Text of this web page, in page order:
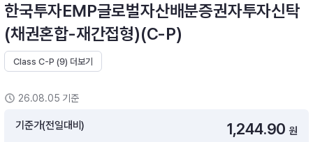
한국투자EMP글로벌자산배분증권자투자신탁
(채권혼합-재간접형)(C-P)
Class C-P (9) 더보기
26.08.05 기준
기준가(전일대비) 1,244.90 원
추천 메뉴
ETF 랭킹